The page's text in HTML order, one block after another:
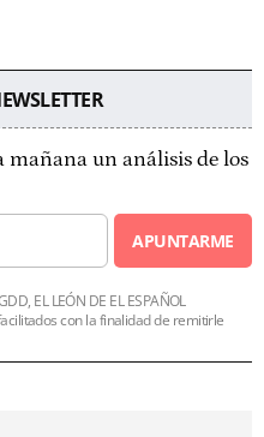
mañana un análisis de los
APUNTARME
EL LEÓN DE EL ESPAÑOL
con la finalidad de remitirle